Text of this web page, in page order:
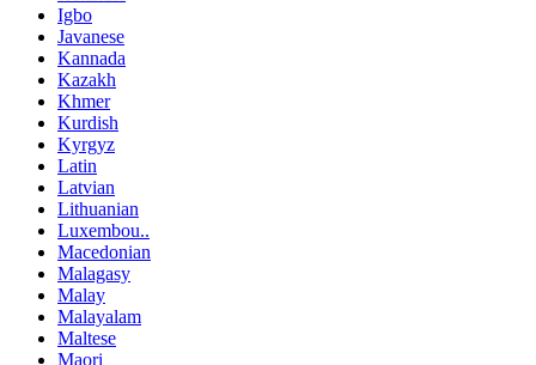
Igbo
Javanese
Kannada
Kazakh
Khmer
Kurdish
Kyrgyz
Latin
Latvian
Lithuanian
Luxembou..
Macedonian
Malagasy
Malay
Malayalam
Maltese
Maori